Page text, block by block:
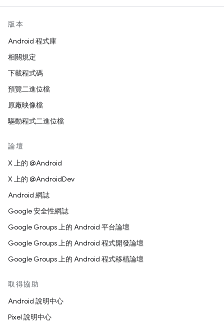
版本
Android 程式庫
相關規定
下載程式碼
預覽二進位檔
原廠映像檔
驅動程式二進位檔
論壇
X 上的 @Android
X 上的 @AndroidDev
Android 網誌
Google 安全性網誌
Google Groups 上的 Android 平台論壇
Google Groups 上的 Android 程式開發論壇
Google Groups 上的 Android 程式移植論壇
取得協助
Android 說明中心
Pixel 說明中心